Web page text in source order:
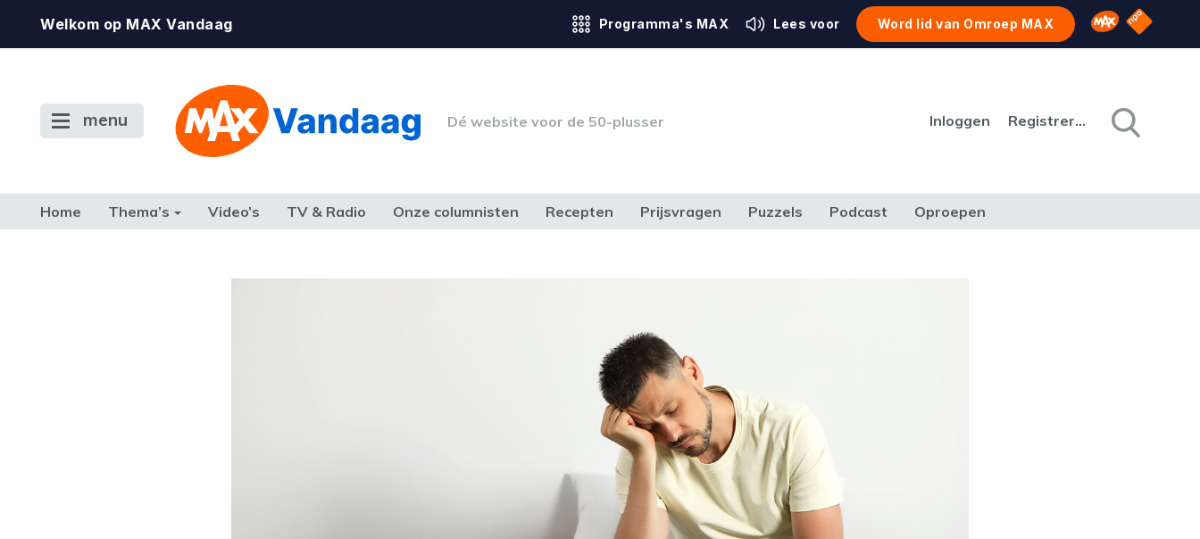
Welkom op MAX Vandaag Programma's MAX Lees voor Word lid van Omroep MAX Omroep MAX
NPO
menu Dé website voor de 50-plusser Inloggen Registreren
Home Thema’s Video’s TV & Radio Onze columnisten Recepten Prijsvragen Puzzels Podcast Oproepen